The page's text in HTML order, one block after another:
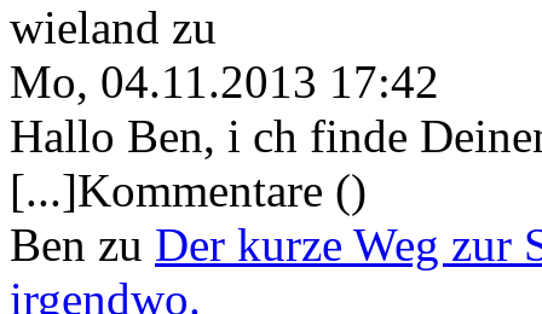
wieland zu
Mo, 04.11.2013 17:42
Hallo Ben, i ch finde
[...]Kommentare ()
Ben zu Der kurze Weg zur
irgendwo.